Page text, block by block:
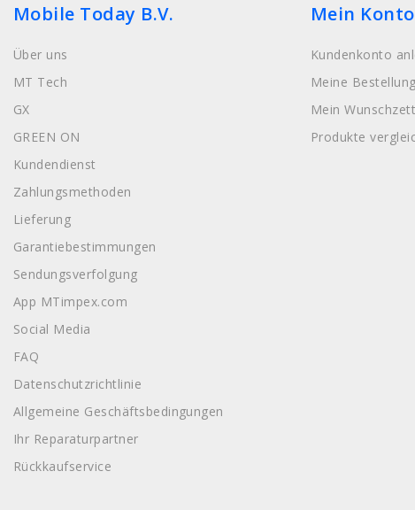
Mobile Today B.V.
Über uns
MT Tech
GX
GREEN ON
Kundendienst
Zahlungsmethoden
Lieferung
Garantiebestimmungen
Sendungsverfolgung
App MTimpex.com
Social Media
FAQ
Datenschutzrichtlinie
Allgemeine Geschäftsbedingungen
Ihr Reparaturpartner
Rückkaufservice
Mein Konto
Kundenkonto
Meine
Mein
Produkte